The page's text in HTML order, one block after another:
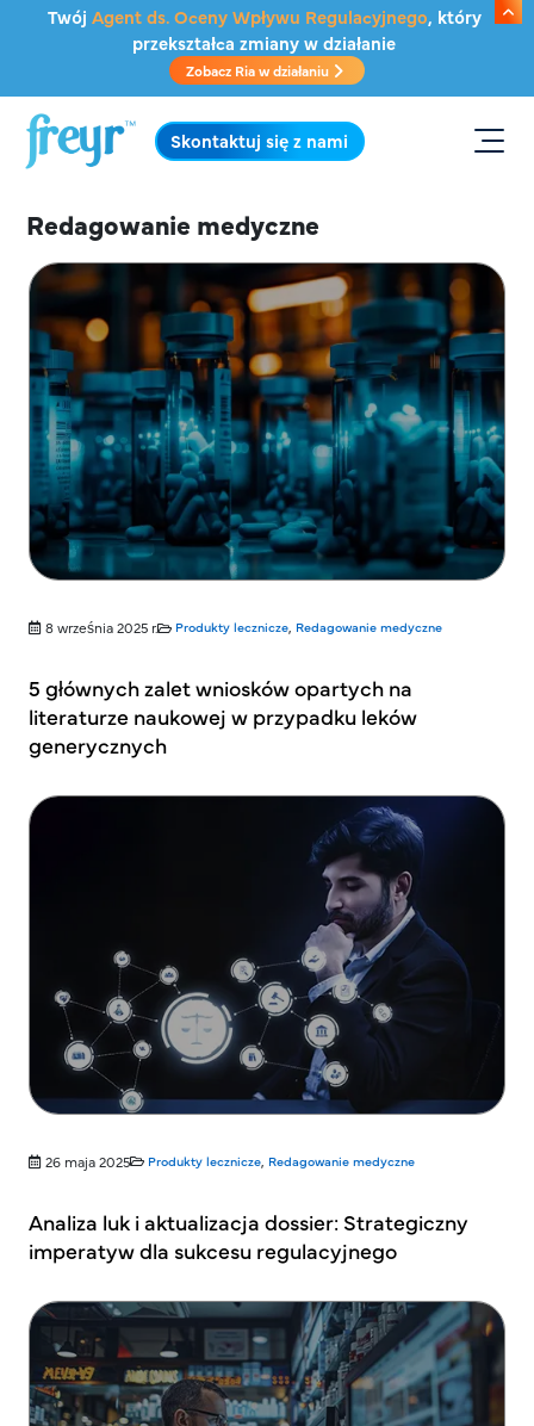
Przejdź do głównej treści
Twój Agent ds. Oceny Wpływu Regulacyjnego, który
przekształca zmiany w działanie
Zobacz Ria w działaniu
.
Skontaktuj się z nami
Redagowanie medyczne
8 września 2025 r. Produkty lecznicze, Redagowanie medyczne
5 głównych zalet wniosków opartych na
literaturze naukowej w przypadku leków
generycznych
26 maja 2025 Produkty lecznicze Redagowanie medyczne
Analiza luk i aktualizacja dossier: Strategiczny
imperatyw dla sukcesu regulacyjnego